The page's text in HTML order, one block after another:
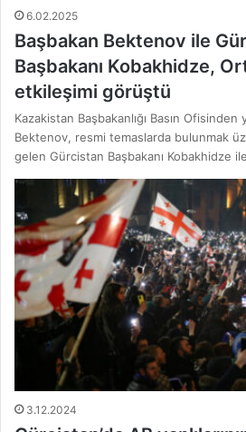
6.02.2025
Başbakan Bektenov ile
Başbakanı Kobakhidze,
etkileşimi görüştü
Kazakistan Başbakanlığı Basın Ofisinden
Bektenov, resmi temaslarda bulunmak
gelen Gürcistan Başbakanı Kobakhidze
3.12.2024